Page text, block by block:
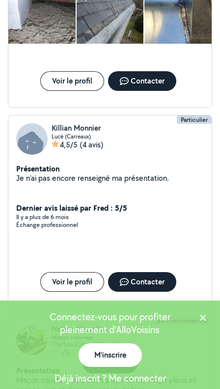
offrir des services de qualités dans ces domaines clés
de la rénovation et d'isolation et de divers petits travaux
Voir le profil Contacter
Particulier
Killian Monnier
Lucé (Carreaux)
4,5/5 (4 avis)
Présentation
Je n'ai pas encore renseigné ma présentation.
Dernier avis laissé par Fred : 5/5
Il y a plus de 6 mois
Échange professionnel
Voir le profil Contacter
Auto-entrepreneur
Nelson Carvalho
Maçon couvreur
Chartres (Coteau d'Aboville)
Maçon couvreur et p'tits travaux en carrelage placo et
Connectez-vous pour profiter
pleinement d'AlloVoisins
M'inscrire
Déjà inscrit ? Me connecter